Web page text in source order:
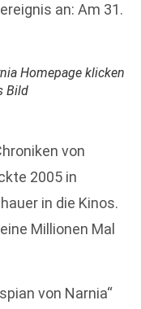
an: Am 31.
Homepage klicken
Bild
von
2005 in
in die Kinos.
Millionen Mal
von Narnia“